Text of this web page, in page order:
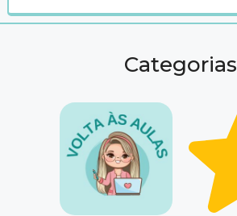
Categorias